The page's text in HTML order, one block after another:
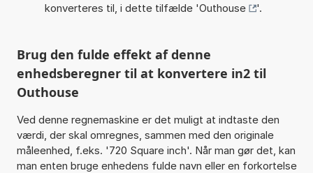
konverteres til, i dette tilfælde 'Outhouse '.
Brug den fulde effekt af denne
enhedsberegner til at konvertere in2 til
Outhouse
Ved denne regnemaskine er det muligt at indtaste den
værdi, der skal omregnes, sammen med den originale
måleenhed, f.eks. '720 Square inch'. Når man gør det, kan
man enten bruge enhedens fulde navn eller en forkortelse